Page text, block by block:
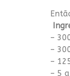
–
–
–
– 5